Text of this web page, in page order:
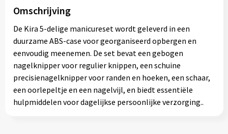
Omschrijving
De Kira 5-delige manicureset wordt geleverd in een
duurzame ABS-case voor georganiseerd opbergen en
eenvoudig meenemen. De set bevat een gebogen
nagelknipper voor regulier knippen, een schuine
precisienagelknipper voor randen en hoeken, een schaar,
een oorlepeltje en een nagelvijl, en biedt essentiële
hulpmiddelen voor dagelijkse persoonlijke verzorging..